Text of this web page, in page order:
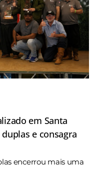
em Santa
e consagra
encerrou mais uma